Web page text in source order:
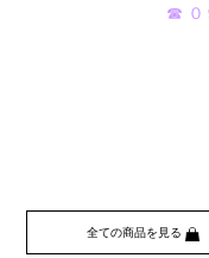
☎ ０
全ての商品を見る